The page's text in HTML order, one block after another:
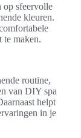
op sfeervolle
kleuren.
te maken.
routine,
van DIY spa
helpt
in je